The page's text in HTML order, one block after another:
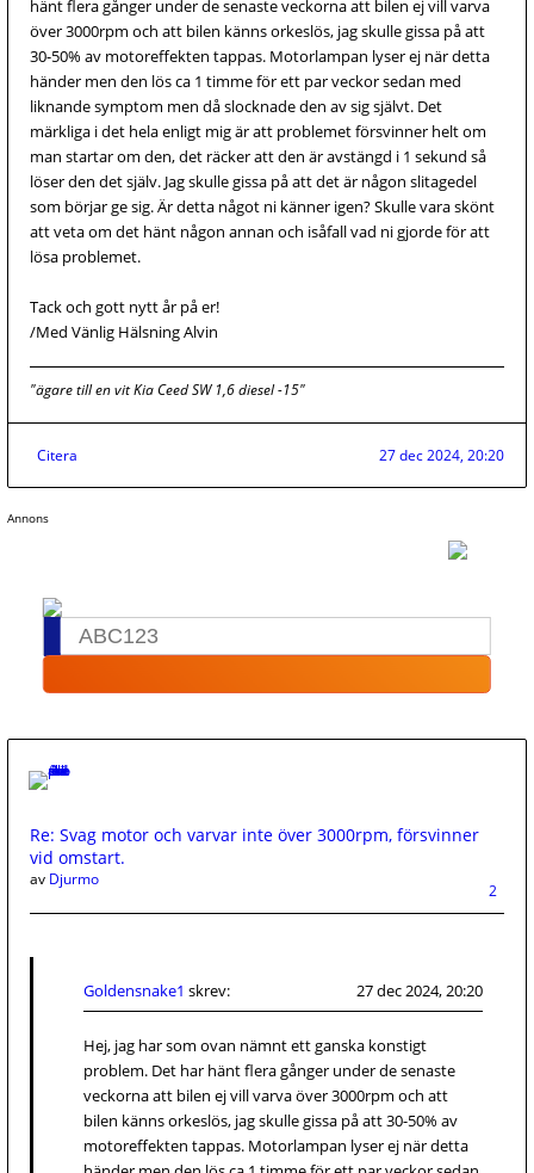
hänt flera gånger under de senaste veckorna att bilen ej vill varva
över 3000rpm och att bilen känns orkeslös, jag skulle gissa på att
30-50% av motoreffekten tappas. Motorlampan lyser ej när detta
händer men den lös ca 1 timme för ett par veckor sedan med
liknande symptom men då slocknade den av sig självt. Det
märkliga i det hela enligt mig är att problemet försvinner helt om
man startar om den, det räcker att den är avstängd i 1 sekund så
löser den det själv. Jag skulle gissa på att det är någon slitagedel
som börjar ge sig. Är detta något ni känner igen? Skulle vara skönt
att veta om det hänt någon annan och isåfall vad ni gjorde för att
lösa problemet.
Tack och gott nytt år på er!
/Med Vänlig Hälsning Alvin
"ägare till en vit Kia Ceed SW 1,6 diesel -15"
Citera 27 dec 2024, 20:20
Annons
Re: Svag motor och varvar inte över 3000rpm, försvinner
vid omstart.
2
av Djurmo
Goldensnake1 skrev: 27 dec 2024, 20:20
Hej, jag har som ovan nämnt ett ganska konstigt
problem. Det har hänt flera gånger under de senaste
veckorna att bilen ej vill varva över 3000rpm och att
bilen känns orkeslös, jag skulle gissa på att 30-50% av
motoreffekten tappas. Motorlampan lyser ej när detta